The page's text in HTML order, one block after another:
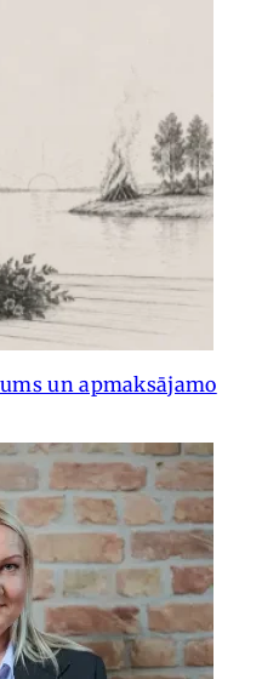
un apmaksājamo